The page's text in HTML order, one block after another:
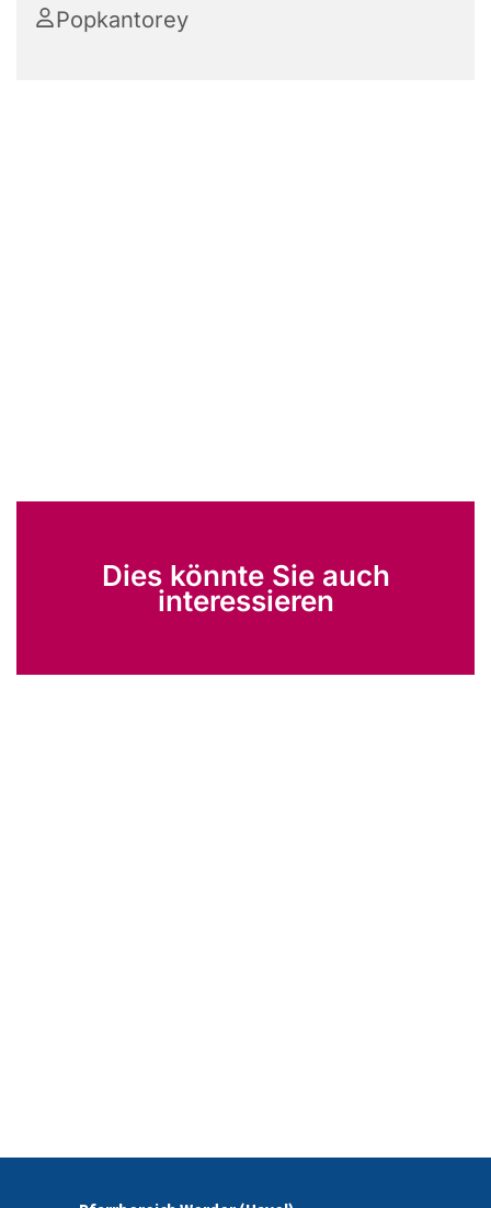
Popkantorey
Dies könnte Sie auch
interessieren